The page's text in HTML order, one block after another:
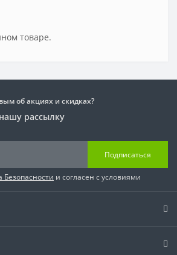
товаре.
об акциях и скидках?
рассылку
Подписаться
Безопасности и согласен с условиями